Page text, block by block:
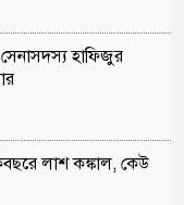
হাফিজুর
লাশ কঙ্কাল, কেউ